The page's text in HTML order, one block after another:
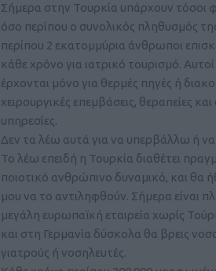
Σήμερα στην Τουρκία υπάρχουν τόσοι
όσο περίπου ο συνολικός πληθυσμός
περίπου 2 εκατομμύρια άνθρωποι
κάθε χρόνο για ιατρικό τουρισμό.
έρχονται μόνο για θερμές πηγές ή
χειρουργικές επεμβάσεις, θεραπείες
υπηρεσίες.
Δεν τα λέω αυτά για να υπερβάλλω ή
Το λέω επειδή η Τουρκία διαθέτει
ποιοτικό ανθρώπινο δυναμικό, και θα
μου να το αντιληφθούν. Σήμερα είναι
μεγάλη ευρωπαϊκή εταιρεία χωρίς
και στη Γερμανία δύσκολα θα βρεις
γιατρούς ή νοσηλευτές.